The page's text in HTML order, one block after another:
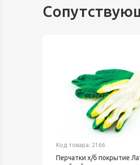
Код товара: 2166
Перчатки х/б покрытие